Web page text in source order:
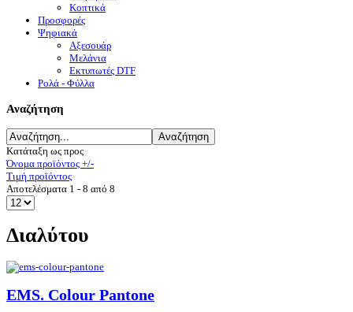
Κοπτικά
Προσφορές
Ψηφιακά
Αξεσουάρ
Μελάνια
Eκτυπωτές DTF
Ρολά - Φύλλα
Αναζήτηση
Κατάταξη ως προς
Όνομα προϊόντος +/-
Τιμή προϊόντος
Αποτελέσματα 1 - 8 από 8
Διαλύτου
EMS. Colour Pantone